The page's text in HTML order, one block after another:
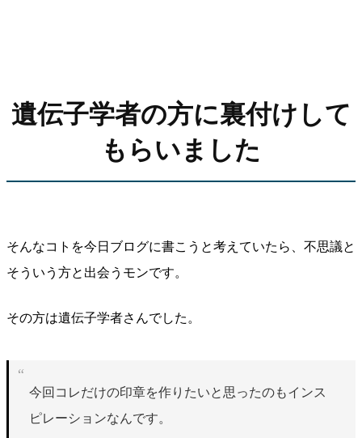
遺伝子学者の方に裏付けして
もらいました
そんなコトを今日ブログに書こうと考えていたら、不思議と
そういう方と出会うモンです。
その方は遺伝子学者さんでした。
今回コレだけの印章を作りたいと思ったのもインス
ピレーションなんです。